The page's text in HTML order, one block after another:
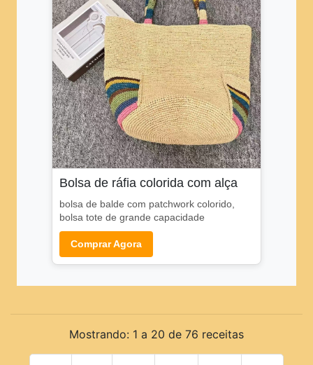
Bolsa de ráfia colorida com alça
bolsa de balde com patchwork colorido,
bolsa tote de grande capacidade
Comprar Agora
Mostrando: 1 a 20 de 76 receitas